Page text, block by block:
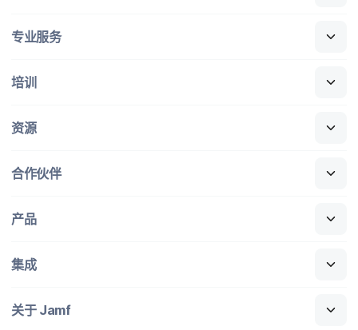
专业​服务
培训
资源
合作​伙伴
产品
集成
关于Jamf